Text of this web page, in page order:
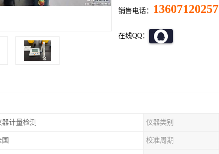
销售电话： 13607120257
在线QQ：
器计量检测 仪器类别
国 校准周期